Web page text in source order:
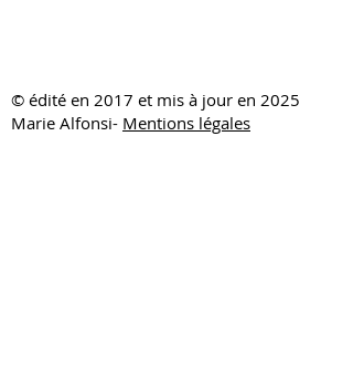
​© édité en 2017 et mis à jour en 2025
Marie Alfonsi- Mentions légales